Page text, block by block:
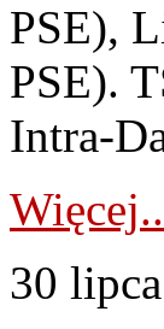
PSE),
PSE).
Intra-
30